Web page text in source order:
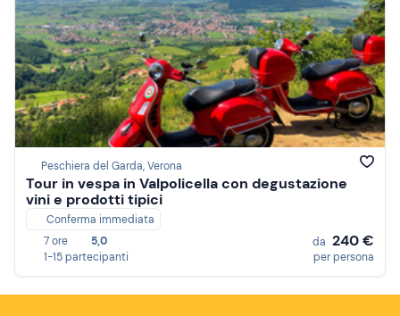
Peschiera del Garda, Verona
Tour in vespa in Valpolicella con degustazione
vini e prodotti tipici
Conferma immediata
7 ore
5,0
1-15 partecipanti
da 240 €
per persona